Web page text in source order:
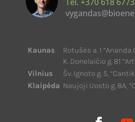
Kaunas
Rotušės a. 1 “Ananda
K. Donelaičio g. 81
Vilnius
Šv. Ignoto g. 5,
Klaipėda Naujoji Uosto g. 8A,